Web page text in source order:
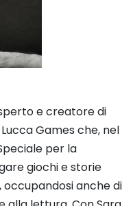
e creatore di
Games che, nel
per la
giochi e storie
anche di